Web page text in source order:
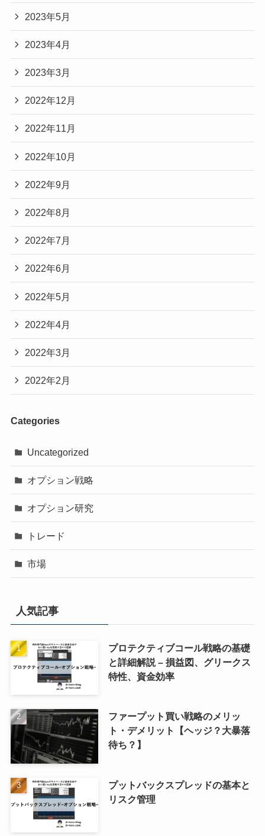
2023年5月
2023年4月
2023年3月
2022年12月
2022年11月
2022年10月
2022年9月
2022年8月
2022年7月
2022年6月
2022年5月
2022年4月
2022年3月
2022年2月
Categories
Uncategorized
オプション戦略
オプション研究
トレード
市場
人気記事
プロテクティブコール戦略の基礎
と詳細解説 – 損益図、グリークス
特性、資金効率
ファープット買い戦略のメリッ
ト・デメリット【ヘッジ？大暴落
待ち？】
プットバックスプレッドの基本と
リスク管理